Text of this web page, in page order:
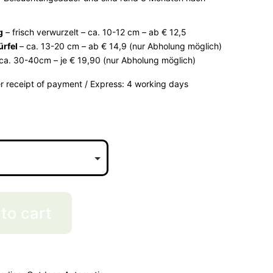
– frisch verwurzelt – ca. 10-12 cm – ab € 12,5
– ca. 13-20 cm – ab € 14,9 (nur Abholung möglich)
30-40cm – je € 19,90 (nur Abholung möglich)
receipt of payment / Express: 4 working days
cart